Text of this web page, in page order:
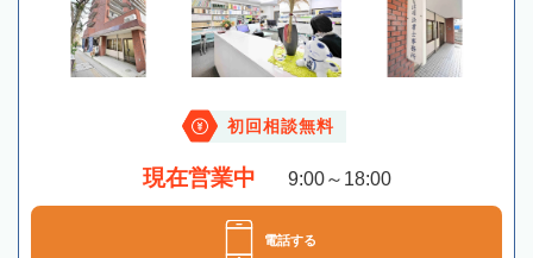
初回相談無料
現在営業中 9:00～18:00
電話する